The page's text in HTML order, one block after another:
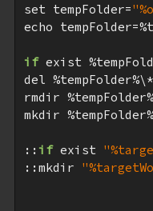
set tempFolder=
echo
if exist
del
rmdir
mkdir %tempFolder%
:: if exist
::mkdir